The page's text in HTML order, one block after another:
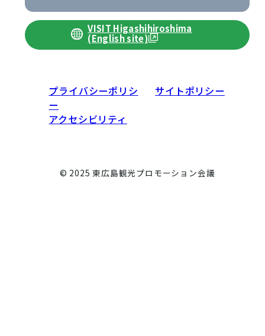
VISIT Higashihiroshima
(English site)
プライバシーポリシ
ー
サイトポリシー
アクセシビリティ
© 2025 東広島観光プロモーション会議